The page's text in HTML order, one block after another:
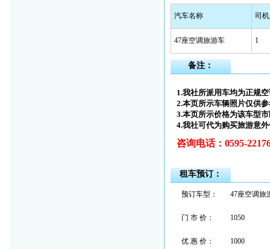
汽车名称 司
47座空调旅游车 1
备注：
1.我社所派用车均为正规
2.本页所示车辆照片仅供
3.本页所示价格为该车型
4.我社可代为购买旅游意
咨询电话： 0595-
租车预订：
预订车型： 47座空调旅
门 市 价： 1050
优 惠 价： 1000